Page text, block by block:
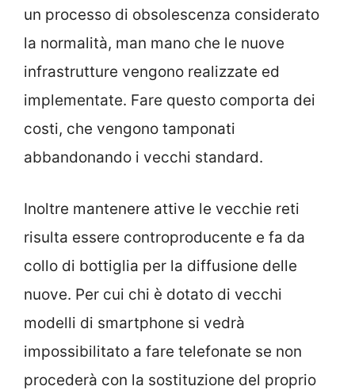
un processo di obsolescenza considerato
la normalità, man mano che le nuove
infrastrutture vengono realizzate ed
implementate. Fare questo comporta dei
costi, che vengono tamponati
abbandonando i vecchi standard.
Inoltre mantenere attive le vecchie reti
risulta essere controproducente e fa da
collo di bottiglia per la diffusione delle
nuove. Per cui chi è dotato di vecchi
modelli di smartphone si vedrà
impossibilitato a fare telefonate se non
procederà con la sostituzione del proprio